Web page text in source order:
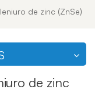
de zinc (ZnSe)
de zinc